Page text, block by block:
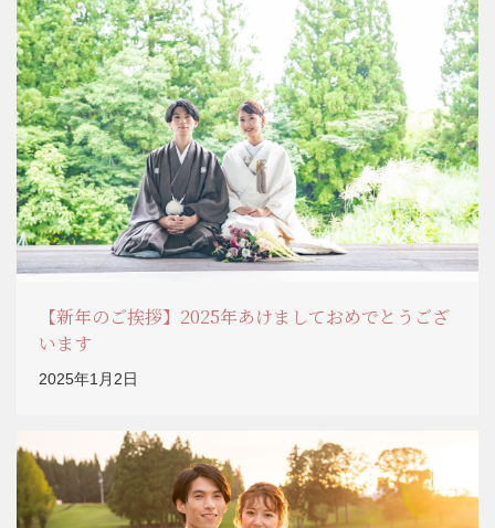
【新年のご挨拶】2025年あけましておめでとうござ
います
2025年1月2日